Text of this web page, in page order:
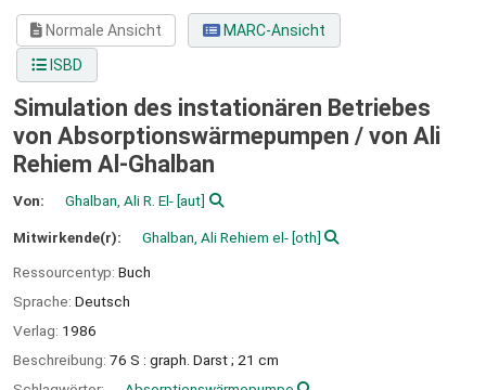
Normale Ansicht
MARC-Ansicht
ISBD
Simulation des instationären Betriebes
von Absorptionswärmepumpen / von Ali
Rehiem Al-Ghalban
Von: Ghalban, Ali R. El-[aut]
Mitwirkende(r): Ghalban, Ali Rehiem el-[oth]
Ressourcentyp: Buch
Sprache: Deutsch
Verlag: 1986
Beschreibung: 76 S : graph. Darst ; 21 cm